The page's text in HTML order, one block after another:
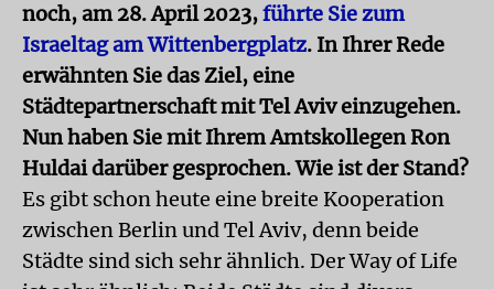
noch, am 28. April 2023,führte Sie zum
Israeltag am Wittenbergplatz. In Ihrer Rede
erwähnten Sie das Ziel, eine
Städtepartnerschaft mit Tel Aviv einzugehen.
Nun haben Sie mit Ihrem Amtskollegen Ron
Huldai darüber gesprochen. Wie ist der Stand?
Es gibt schon heute eine breite Kooperation
zwischen Berlin und Tel Aviv, denn beide
Städte sind sich sehr ähnlich. Der Way of Life